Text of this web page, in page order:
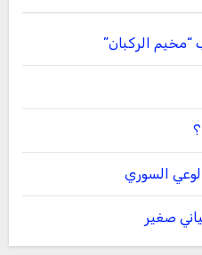
الركبان”
صغير